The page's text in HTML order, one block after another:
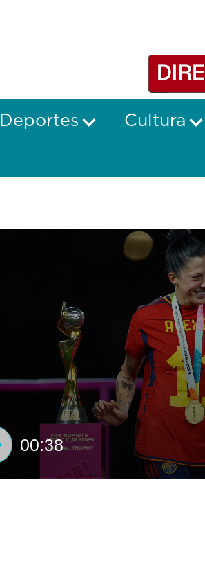
Deportes Cultura
00:38